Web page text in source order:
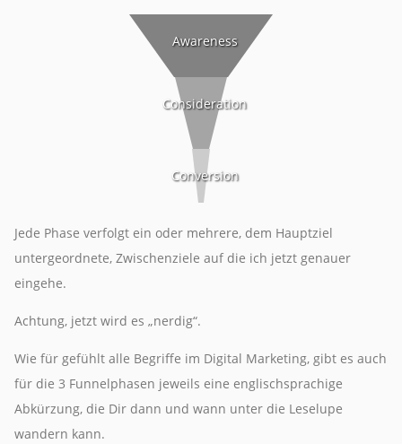
Awareness
Consideration
Conversion
Jede Phase verfolgt ein oder mehrere, dem Hauptziel
untergeordnete, Zwischenziele auf die ich jetzt genauer
eingehe.
Achtung, jetzt wird es „nerdig“.
Wie für gefühlt alle Begriffe im Digital Marketing, gibt es auch
für die 3 Funnelphasen jeweils eine englischsprachige
Abkürzung, die Dir dann und wann unter die Leselupe
wandern kann.